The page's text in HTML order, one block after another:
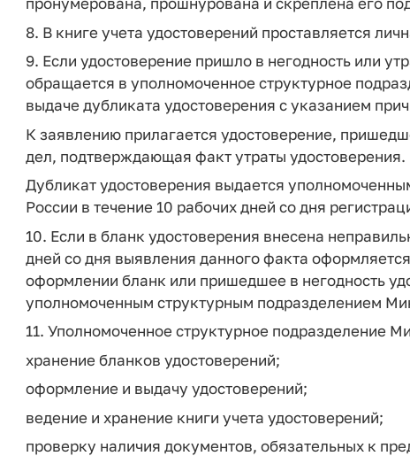
8. В книге учета удостоверений проставляется
9. Если удостоверение пришло в негодность или
обращается в уполномоченное структурное
выдаче дубликата удостоверения с указанием
К заявлению прилагается удостоверение,
дел, подтверждающая факт утраты удостоверения.
Дубликат удостоверения выдается
России в течение 10 рабочих дней со дня
10. Если в бланк удостоверения внесена
дней со дня выявления данного факта
оформлении бланк или пришедшее в негодность
уполномоченным структурным подразделением
11. Уполномоченное структурное подразделение
хранение бланков удостоверений;
оформление и выдачу удостоверений;
ведение и хранение книги учета удостоверений;
проверку наличия документов, обязательных к